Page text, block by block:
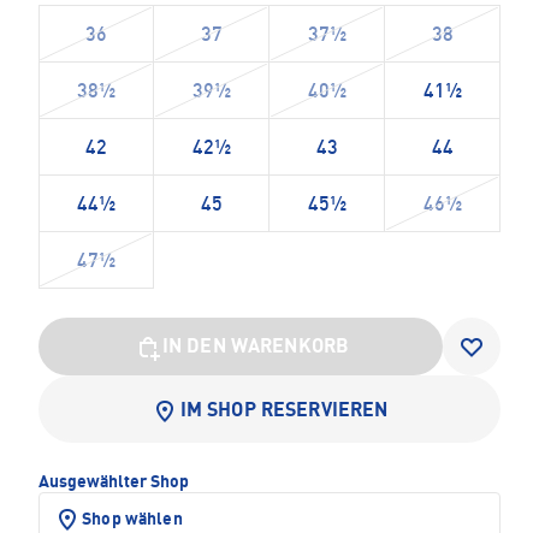
36 37 37½ 38
38½ 39½ 40½ 41½
42 42½ 43 44
44½ 45 45½ 46½
47½
IN DEN WARENKORB
IM SHOP RESERVIEREN
Ausgewählter Shop
Shop wählen